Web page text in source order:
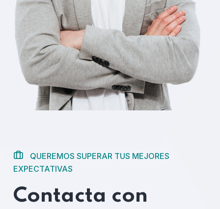
QUEREMOS SUPERAR TUS MEJORES
EXPECTATIVAS
Contacta con